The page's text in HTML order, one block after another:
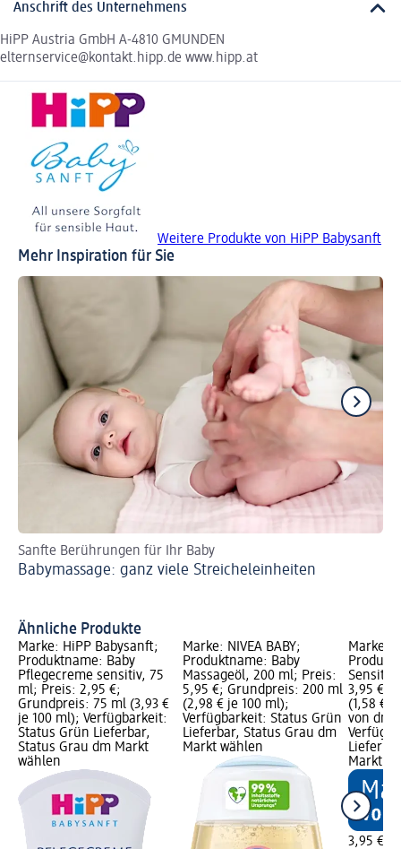
Anschrift des Unternehmens
HiPP Austria GmbH A-4810 GMUNDEN
elternservice@kontakt.hipp.de www.hipp.at
Weitere Produkte von HiPP Babysanft
Mehr Inspiration für Sie
Sanfte Berührungen für Ihr Baby
Babymassage: ganz viele Streicheleinheiten
Ähnliche Produkte
Marke: HiPP Babysanft;
Produktname: Baby
Pflegecreme sensitiv, 75
ml; Preis: 2,95 €;
Grundpreis: 75 ml (3,93 €
je 100 ml); Verfügbarkeit:
Status Grün Lieferbar,
Status Grau dm Markt
wählen
Marke: NIVEA BABY;
Produktname: Baby
Massageöl, 200 ml; Preis:
5,95 €; Grundpreis: 200 ml
(2,98 € je 100 ml);
Verfügbarkeit: Status Grün
Lieferbar, Status Grau dm
Markt wählen
Marke:
3,95 €;
(1,58 €
von dm
Markt
3,95 €